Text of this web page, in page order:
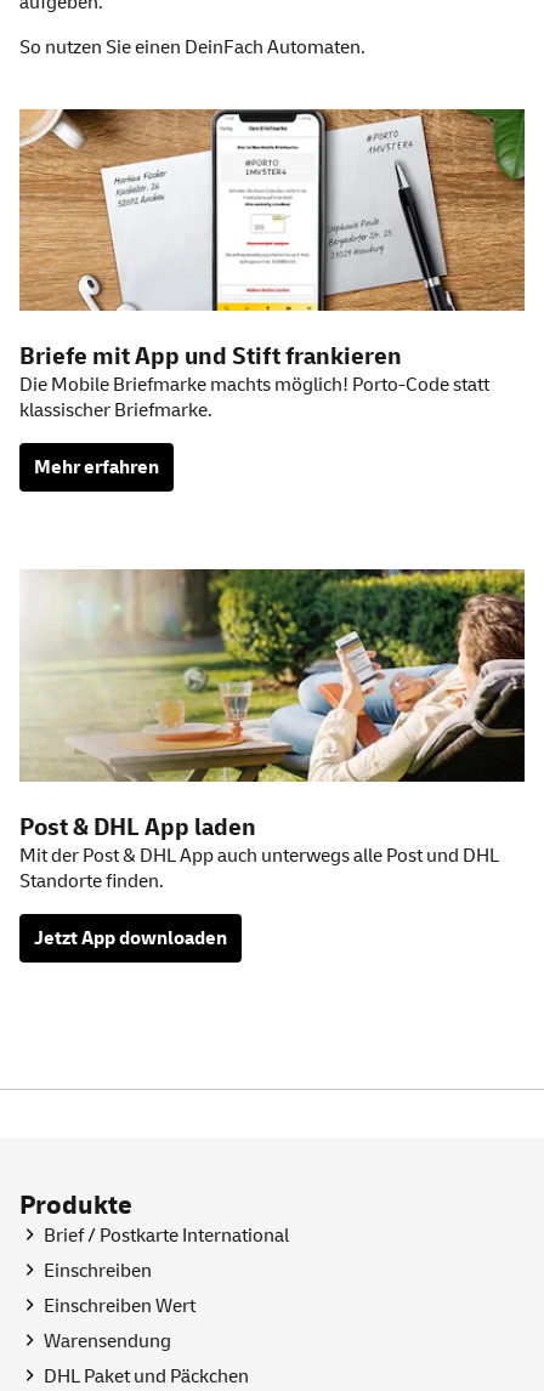
So nutzen Sie einen DeinFach Automaten.
Weitere Informationen
Briefe mitApp und Stift frankieren
Die Mobile Briefmarke machts möglich! Porto-Code statt
klassischer Briefmarke.
Mehr erfahren
Post & DHL App laden
Mit der Post & DHL App auch unterwegs alle Post und DHL
Standorte finden.
JetztAppdownloaden
Produkte
Brief / Postkarte International
Einschreiben
Einschreiben Wert
Warensendung
DHL Paket und Päckchen